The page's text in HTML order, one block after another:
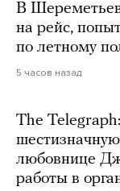
В
на рейс,
по летному
5 часов назад
The
любовнице
работы в